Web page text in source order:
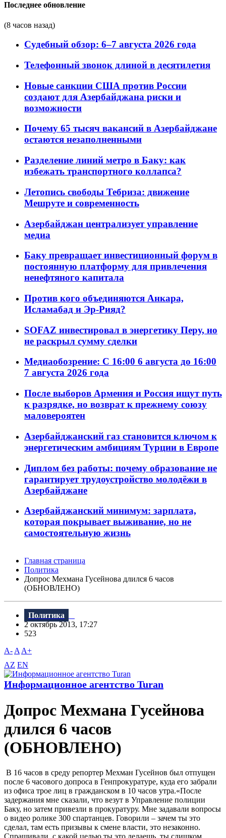
Последнее обновление
(8 часов назад)
Судебный обзор: 6–7 августа 2026 года
Телефонный звонок длиной в десятилетия
Новые санкции США против России
создают для Азербайджана риски и
возможности
Почему 65 тысяч вакансий в Азербайджане
остаются незаполненными
Разделение линий метро в Баку: как
избежать транспортного коллапса?
Летопись свободы Тебриза: движение
Мешруте и современность
Азербайджан централизует управление
медиа
Баку превращает инвестиционный форум в
постоянную платформу для привлечения
ненефтяного капитала
Против кого объединяются Анкара,
Исламабад и Эр-Рияд?
SOFAZ инвестировал в энергетику Перу, но
не раскрыл сумму сделки
Медиаобозрение: С 16:00 6 августа до 16:00
7 августа 2026 года
После выборов Армения и Россия ищут путь
к разрядке, но возврат к прежнему союзу
маловероятен
Азербайджанский газ становится ключом к
энергетическим амбициям Турции в Европе
Диплом без работы: почему образование не
гарантирует трудоустройство молодёжи в
Азербайджане
Азербайджанский минимум: зарплата,
которая покрывает выживание, но не
самостоятельную жизнь
Главная страница
Политика
Допрос Мехмана Гусейнова длился 6 часов
(ОБНОВЛЕНО)
Политика
2 октябрь 2013, 17:27
523
A- A A+
AZ EN
Информационное агентство Turan
Допрос Мехмана Гусейнова
длился 6 часов
(ОБНОВЛЕНО)
В 16 часов в среду репортер Мехман Гусейнов был отпущен
после 6 часового допроса в Генпрокуратуре, куда его забрали
из офиса трое лиц в гражданском в 10 часов утра.«После
задержания мне сказали, что везут в Управление полиции
Баку, но затем привезли в прокуратуру. Мне задавали вопросы
о видео ролике 300 спартанцев. Говорили – зачем ты это
сделал, там есть призывы к смене власти, это незаконно.
Спрашивали, с какой целью ты это делаешь, ты слишком...